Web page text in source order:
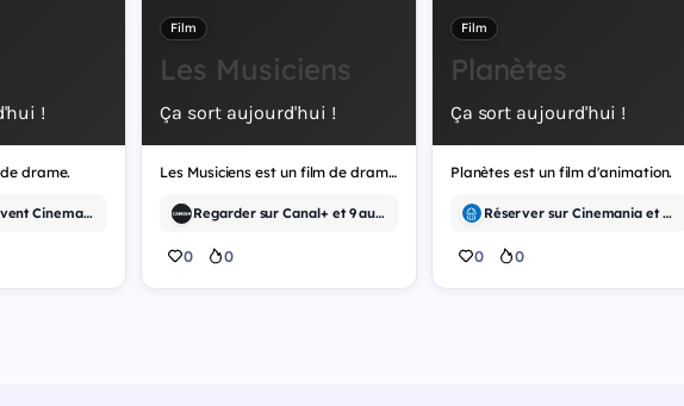
!
drame.
Réserver sur Event Cinemas et 15 autres
Film
Les Musiciens
Ça sort aujourd'hui !
Les Musiciens est un film de drame.
Regarder sur Canal+ et 9 autres
0 0
Film
Planètes
Ça sort aujourd'hui !
Planètes est un film d'animation.
Réserver sur Cinemania et 12 autres
0 0